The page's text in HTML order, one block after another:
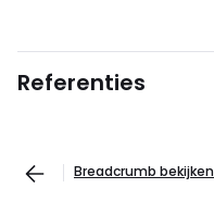
Referenties
Breadcrumb bekijken